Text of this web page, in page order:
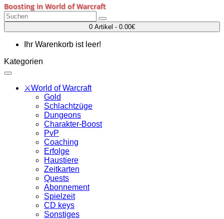
Boosting in World of Warcraft
0 Artikel - 0.00€
Ihr Warenkorb ist leer!
Kategorien
⚔️World of Warcraft
Gold
Schlachtzüge
Dungeons
Charakter-Boost
PvP
Coaching
Erfolge
Haustiere
Zeitkarten
Quests
Abonnement
Spielzeit
CD keys
Sonstiges